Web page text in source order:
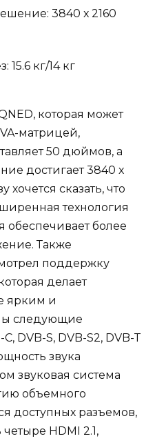
3840 х 2160
15.6 кг/14 кг
которая может
матрицей,
50 дюймов, а
достигает 3840 х
хочется сказать, что
технология
обеспечивает более
Также
поддержку
делает
ярким и
следующие
DVB-S, DVB-S2, DVB-T
звука
звуковая система
объемного
доступных разъемов,
четыре HDMI 2.1,